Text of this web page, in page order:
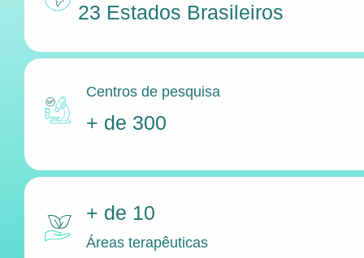
23 Estados Brasileiros
Centros de pesquisa
+ de 300
+ de 10
Áreas terapêuticas